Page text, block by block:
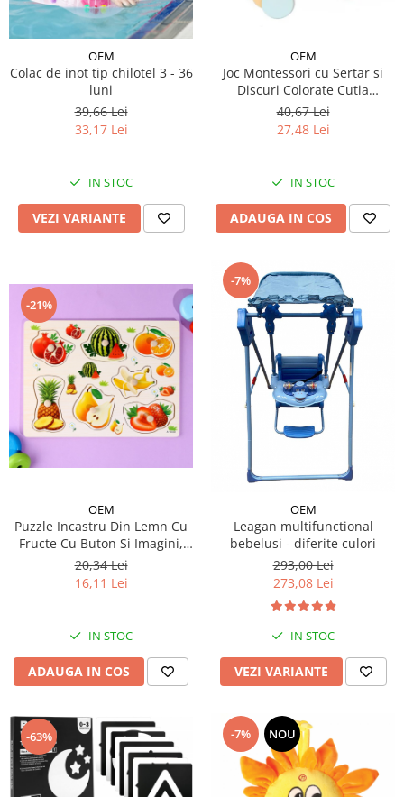
Micul explorator
Nisip kinetic
Pictura, modelaj si accesorii
Tarcuri si corturi
Tarc joaca copii
Tarc joaca cu bile
Corturi copii
OEM
Colac de inot tip chilotel 3 - 36
luni
39,66 Lei
33,17 Lei
IN STOC
VEZI VARIANTE
OEM
Joc Montessori cu Sertar si
Discuri Colorate Cutia
Permanentei
40,67 Lei
27,48 Lei
IN STOC
ADAUGA IN COS
-21%
OEM
Puzzle Incastru Din Lemn Cu
Fructe Cu Buton Si Imagini,
30x22 cm
20,34 Lei
16,11 Lei
IN STOC
ADAUGA IN COS
-7%
OEM
Leagan multifunctional
bebelusi - diferite culori
293,00 Lei
273,08 Lei
IN STOC
VEZI VARIANTE
-63% -7% NOU